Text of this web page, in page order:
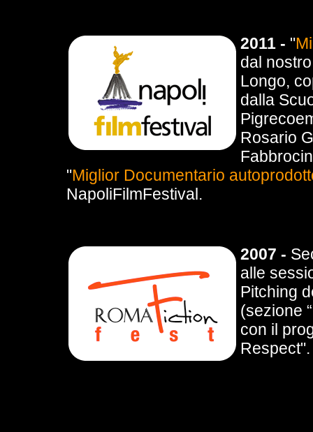
2011 - "
dal
Longo,
dalla
Rosario
"Miglior Documentario
NapoliFilmFestival.
2007 -
alle
Pitching
(sezione
con il
Respect".